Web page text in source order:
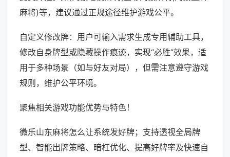
麻将)等，建议通过正规途径维护游戏公平。
自定义修改牌：用户可输入需求生成专用辅助工具，
修改自身牌型或隐藏操作痕迹，实现“必胜”效果，适
用于多种场景（如与好友对局），但需注意遵守游戏
规则，维护公平环境。
聚焦相关游戏功能优势与特色！
微乐山东麻将怎么让系统发好牌；支持透视全局牌
型、智能出牌策略、暗杠优化、提高好牌率及快速自